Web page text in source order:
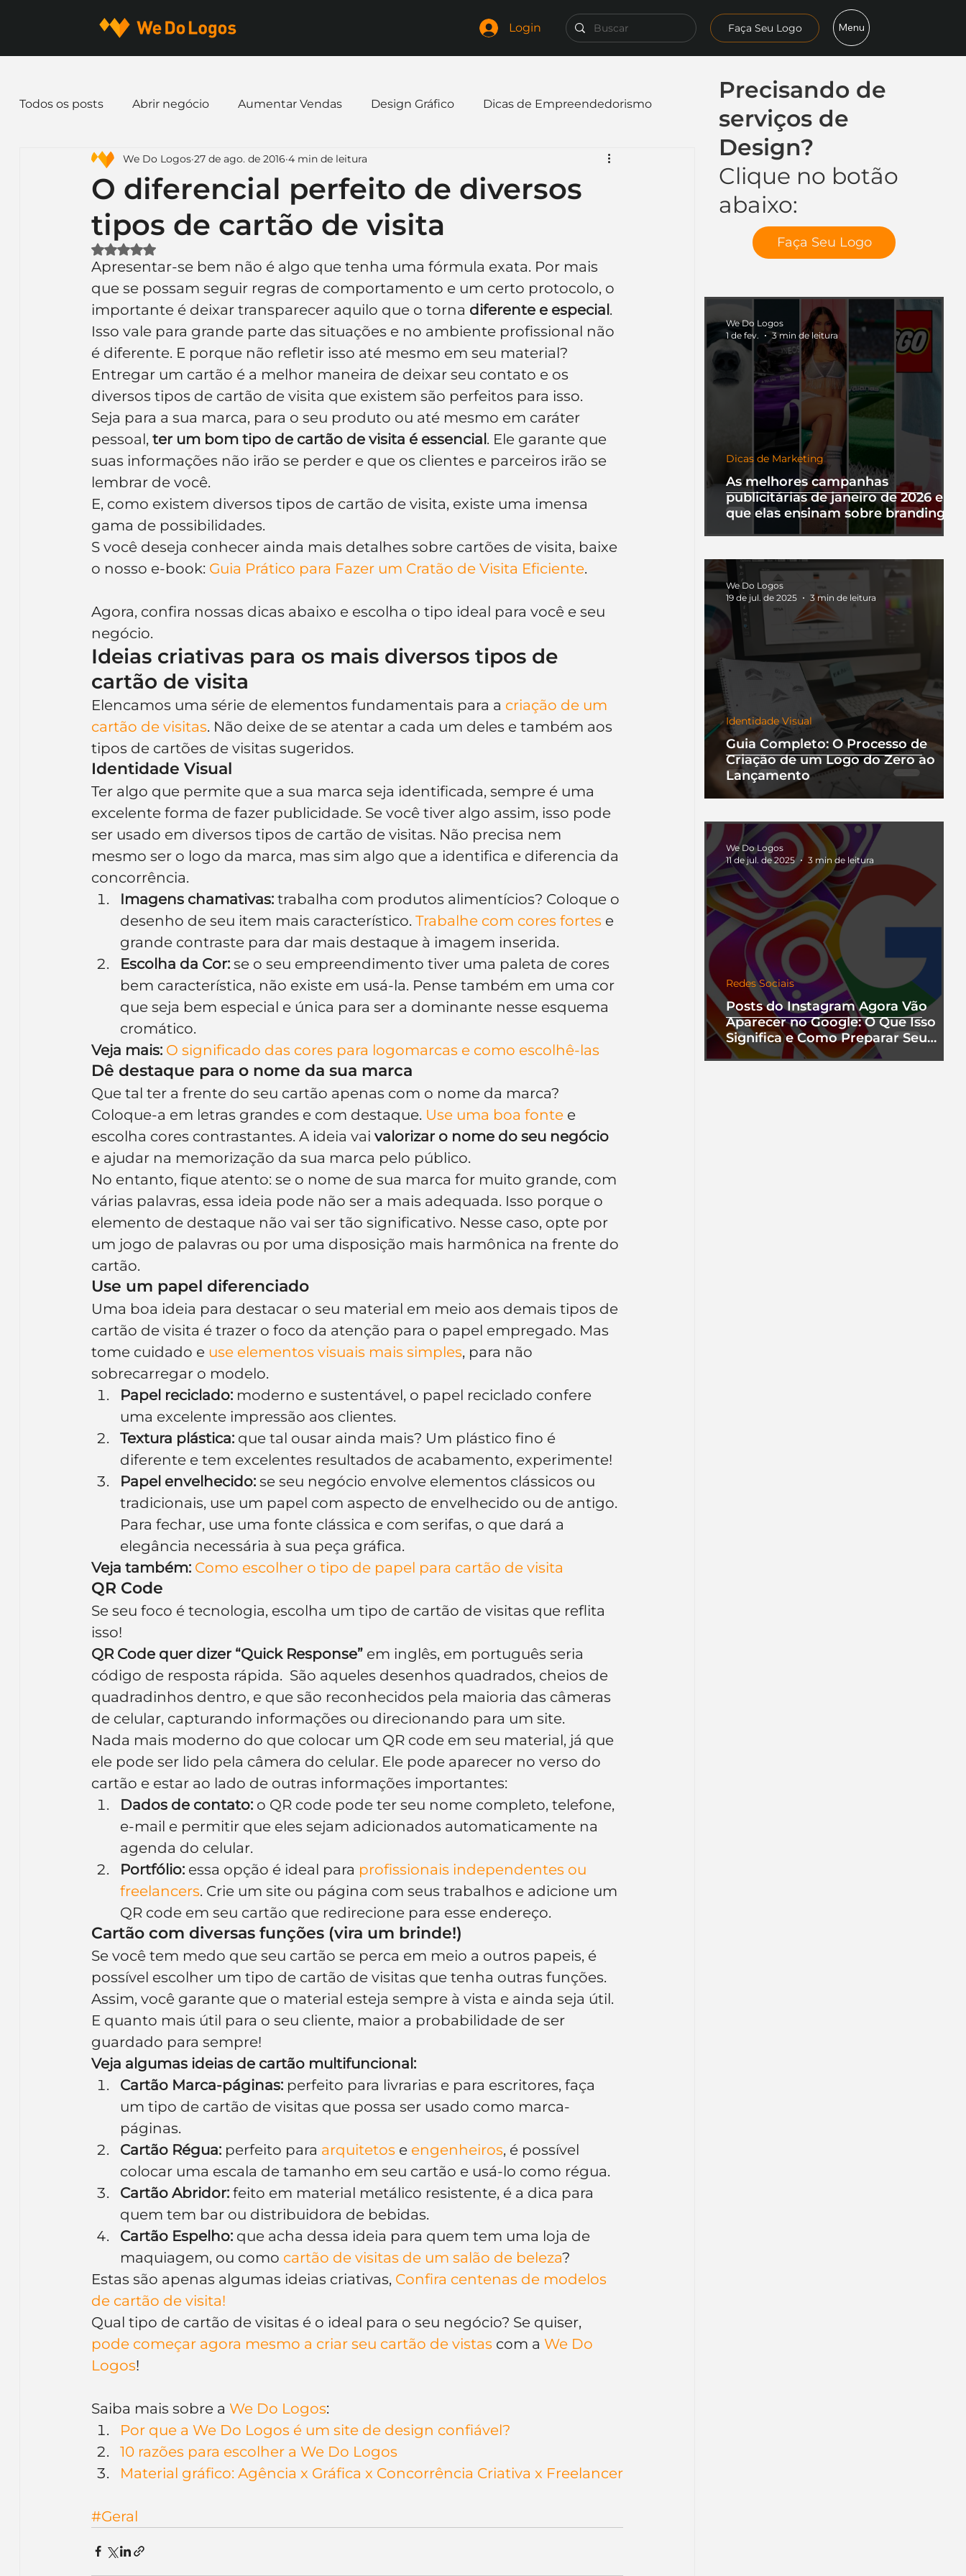
Login Faça Seu Logo Menu
Precisando de
serviços de
Design?
Clique no botão
abaixo:
Faça Seu Logo
As melhores campanhas
publicitárias de janeiro de 2026 e o
que elas ensinam sobre branding
Dicas de Marketing
We Do Logos
1 de fev.
3 min de leitura
Guia Completo: O Processo de
Criação de um Logo do Zero ao
Lançamento
Identidade Visual
We Do Logos
19 de jul. de 2025
3 min de leitura
Posts do Instagram Agora Vão
Aparecer no Google: O Que Isso
Significa e Como Preparar Seu
Perfil
Redes Sociais
We Do Logos
11 de jul. de 2025
3 min de leitura
Todos os posts Abrir negócio Aumentar Vendas Design Gráfico Dicas de Empreendedorismo
Dicas de Marketing Email marketing Expandir negócio
Identidade Visual Marca Nome para Empresa Logo
Ferramentas Papelaria
Inteligência Artificial Embalagens nome de empresa Branding
O diferencial perfeito de diversos
tipos de cartão de visita
We Do Logos 27 de ago. de 2016 4 min de leitura
Avaliado com NaN de 5 estrelas.
Apresentar-se bem não é algo que tenha uma fórmula exata. Por mais
que se possam seguir regras de comportamento e um certo protocolo, o
importante é deixar transparecer aquilo que o torna diferente e especial.
Isso vale para grande parte das situações e no ambiente profissional não
é diferente. E porque não refletir isso até mesmo em seu material?
Entregar um cartão é a melhor maneira de deixar seu contato e os
diversos tipos de cartão de visita que existem são perfeitos para isso.
Seja para a sua marca, para o seu produto ou até mesmo em caráter
pessoal, ter um bom tipo de cartão de visita é essencial. Ele garante que
suas informações não irão se perder e que os clientes e parceiros irão se
lembrar de você.
E, como existem diversos tipos de cartão de visita, existe uma imensa
gama de possibilidades.
S você deseja conhecer ainda mais detalhes sobre cartões de visita, baixe
o nosso e-book: Guia Prático para Fazer um Cratão de Visita Eficiente.
Agora, confira nossas dicas abaixo e escolha o tipo ideal para você e seu
negócio.
Ideias criativas para os mais diversos tipos de
cartão de visita
Elencamos uma série de elementos fundamentais para a criação de um
cartão de visitas. Não deixe de se atentar a cada um deles e também aos
tipos de cartões de visitas sugeridos.
Identidade Visual
Ter algo que permite que a sua marca seja identificada, sempre é uma
excelente forma de fazer publicidade. Se você tiver algo assim, isso pode
ser usado em diversos tipos de cartão de visitas. Não precisa nem
mesmo ser o logo da marca, mas sim algo que a identifica e diferencia da
concorrência.
Imagens chamativas: trabalha com produtos alimentícios? Coloque o
desenho de seu item mais característico. Trabalhe com cores fortes e
grande contraste para dar mais destaque à imagem inserida.
Escolha da Cor: se o seu empreendimento tiver uma paleta de cores
bem característica, não existe em usá-la. Pense também em uma cor
que seja bem especial e única para ser a dominante nesse esquema
cromático.
Veja mais: O significado das cores para logomarcas e como escolhê-las
Dê destaque para o nome da sua marca
Que tal ter a frente do seu cartão apenas com o nome da marca?
Coloque-a em letras grandes e com destaque. Use uma boa fonte e
escolha cores contrastantes. A ideia vai valorizar o nome do seu negócio
e ajudar na memorização da sua marca pelo público.
No entanto, fique atento: se o nome de sua marca for muito grande, com
várias palavras, essa ideia pode não ser a mais adequada. Isso porque o
elemento de destaque não vai ser tão significativo. Nesse caso, opte por
um jogo de palavras ou por uma disposição mais harmônica na frente do
cartão.
Use um papel diferenciado
Uma boa ideia para destacar o seu material em meio aos demais tipos de
cartão de visita é trazer o foco da atenção para o papel empregado. Mas
tome cuidado e use elementos visuais mais simples, para não
sobrecarregar o modelo.
Papel reciclado: moderno e sustentável, o papel reciclado confere
uma excelente impressão aos clientes.
Textura plástica: que tal ousar ainda mais? Um plástico fino é
diferente e tem excelentes resultados de acabamento, experimente!
Papel envelhecido: se seu negócio envolve elementos clássicos ou
tradicionais, use um papel com aspecto de envelhecido ou de antigo.
Para fechar, use uma fonte clássica e com serifas, o que dará a
elegância necessária à sua peça gráfica.
Veja também: Como escolher o tipo de papel para cartão de visita
QR Code
Se seu foco é tecnologia, escolha um tipo de cartão de visitas que reflita
isso!
QR Code quer dizer “Quick Response” em inglês, em português seria
código de resposta rápida.  São aqueles desenhos quadrados, cheios de
quadradinhos dentro, e que são reconhecidos pela maioria das câmeras
de celular, capturando informações ou direcionando para um site.
Nada mais moderno do que colocar um QR code em seu material, já que
ele pode ser lido pela câmera do celular. Ele pode aparecer no verso do
cartão e estar ao lado de outras informações importantes:
Dados de contato: o QR code pode ter seu nome completo, telefone,
e-mail e permitir que eles sejam adicionados automaticamente na
agenda do celular.
Portfólio: essa opção é ideal para profissionais independentes ou
freelancers. Crie um site ou página com seus trabalhos e adicione um
QR code em seu cartão que redirecione para esse endereço.
Cartão com diversas funções (vira um brinde!)
Se você tem medo que seu cartão se perca em meio a outros papeis, é
possível escolher um tipo de cartão de visitas que tenha outras funções.
Assim, você garante que o material esteja sempre à vista e ainda seja útil.
E quanto mais útil para o seu cliente, maior a probabilidade de ser
guardado para sempre!
Veja algumas ideias de cartão multifuncional:
Cartão Marca-páginas: perfeito para livrarias e para escritores, faça
um tipo de cartão de visitas que possa ser usado como marca-
páginas.
Cartão Régua: perfeito para arquitetos e engenheiros, é possível
colocar uma escala de tamanho em seu cartão e usá-lo como régua.
Cartão Abridor: feito em material metálico resistente, é a dica para
quem tem bar ou distribuidora de bebidas.
Cartão Espelho: que acha dessa ideia para quem tem uma loja de
maquiagem, ou como cartão de visitas de um salão de beleza?
Estas são apenas algumas ideias criativas, Confira centenas de modelos
de cartão de visita!
Qual tipo de cartão de visitas é o ideal para o seu negócio? Se quiser,
pode começar agora mesmo a criar seu cartão de vistas com a We Do
Logos!
Saiba mais sobre a We Do Logos:
Por que a We Do Logos é um site de design confiável?
10 razões para escolher a We Do Logos
Material gráfico: Agência x Gráfica x Concorrência Criativa x Freelancer
#Geral